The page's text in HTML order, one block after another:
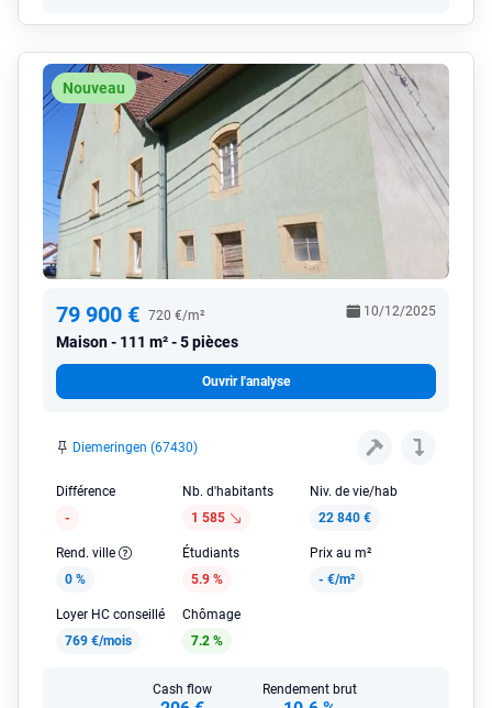
Nouveau
79 900 € 720 €/m²
Maison 111 m² - 5 pièces
10/12/2025
Ouvrir l'analyse
Diemeringen (67430)
Différence
-
Nb. d'habitants
1 585
Niv. de vie/hab
22 840 €
Rend. ville
0 %
Étudiants
5.9 %
Prix au m²
- €/m²
Loyer HC conseillé
769 €/mois
Chômage
7.2 %
Cash flow Rendement brut